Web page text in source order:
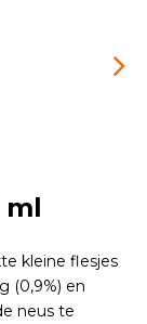
ml
kleine flesjes
(0,9%) en
neus te